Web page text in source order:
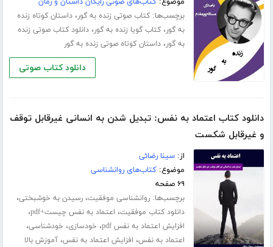
برچسب‌ها:کتاب صوتی زنده به گور،داستان کوتاه زنده
به گور،کتاب گویا زنده به گور،دانلود کتاب صوتی زنده
به گور،داستان کوتاه صوتی زنده به گور
دانلود کتاب صوتی
دانلود کتاب اعتماد به نفس: تبدیل شدن به انسانی غیرقابل توقف
و غیرقابل شکست
از:سینا رضائی
موضوع:کتاب‌های روانشناسی
۶۹ صفحه
برچسب‌ها:روانشناسی موفقیت،رسیدن به خوشبختی،
دانلود کتاب موفقیت، اعتماد به نفس چیست+pdf ،
افزایش اعتماد به نفس pdf ، خودسازی، خودشناسی،
اعتماد به نفس، افزایش اعتماد به نفس،آموزش بالا